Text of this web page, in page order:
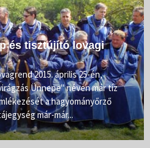
és tisztújító lovagi
2015. április 25-én,
Ünnepe" néven már tíz
a hagyományőrző
már-már...